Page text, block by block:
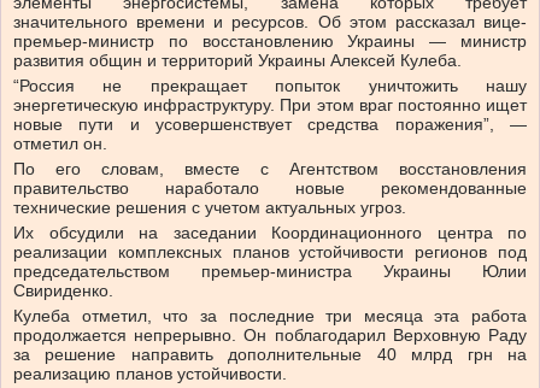
значительного времени и ресурсов. Об этом рассказал вице-
премьер-министр по восстановлению Украины — министр
развития общин и территорий Украины Алексей Кулеба.
“Россия не прекращает попыток уничтожить нашу
энергетическую инфраструктуру. При этом враг постоянно ищет
новые пути и усовершенствует средства поражения”, —
отметил он.
По его словам, вместе с Агентством восстановления
правительство наработало новые рекомендованные
технические решения с учетом актуальных угроз.
Их обсудили на заседании Координационного центра по
реализации комплексных планов устойчивости регионов под
председательством премьер-министра Украины Юлии
Свириденко.
Кулеба отметил, что за последние три месяца эта работа
продолжается непрерывно. Он поблагодарил Верховную Раду
за решение направить дополнительные 40 млрд грн на
реализацию планов устойчивости.